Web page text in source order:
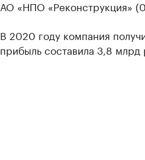
АО «НПО «Реконструкция»
В 2020 году компания
прибыль составила 3,8 млрд